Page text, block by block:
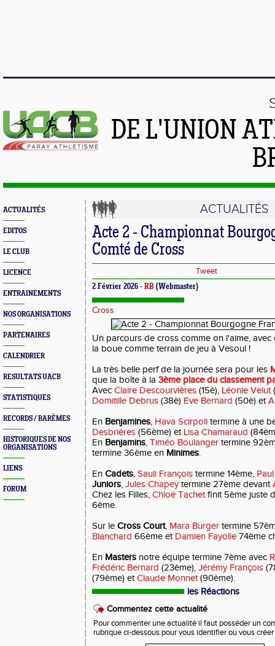
DE L'UNION
ACTUALITÉS
EDITOS
LE CLUB
LICENCE
ENTRAINEMENTS
NOS ORGANISATIONS
PARTENAIRES
CALENDRIER
RESULTATS UACB
STATISTIQUES
RECORDS / BARÈMES
HISTORIQUES DE NOS
ORGANISATIONS
LIENS
FORUM
ACTUALITÉS
Acte 2 - Championnat
Comté de Cross
Tweet
2 Février 2026 - RB (Webmaster)
Cross
Un parcours de cross comme on l'aime,
la boue comme terrain de jeu à Vesoul !
La très belle perf de la journée sera pour les
que la boîte à la 3ème place du classement
Avec Claire Descourvières (15è), Léonie Velut
Domitille Debrus (38è) Eve Bernard (50è) et
En Benjamines, Hava Scirpoli termine à une
Desbrières (56ème) et Lisa Chamaraud
En Benjamins, Timéo Boulanger termine
termine 36ème en Minimes.
En Cadets, Sauli François termine 14ème,
Juniors, Jules Chapeytermine 27ème devant
Chez les Filles, Chloé Tachetfinit 5ème juste
6ème.
Sur le Cross Court, Mara Burger termine
Blanchard 66ème et Damien Fayolle 74ème
En Masters notre équipe termine 7ème avec
Frédéric Bernard (23ème), Jérémy François
(79ème) etClaude Monnet(90ème).
les Réactions
Commentez cette actualité
Pour commenter une actualité il faut posséder un
rubrique ci-dessous pour vous identifier ou vous